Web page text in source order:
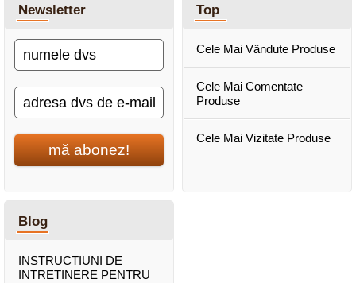
Newsletter
mă abonez!
Top
Cele Mai Vândute Produse
Cele Mai Comentate
Produse
Cele Mai Vizitate Produse
Blog
INSTRUCTIUNI DE
INTRETINERE PENTRU